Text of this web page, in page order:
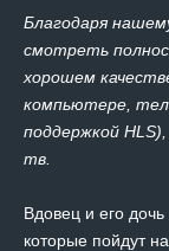
Благодаря
смотреть
хорошем
компьютере,
поддержкой
тв.
Вдовец и его дочь
которые пойдут